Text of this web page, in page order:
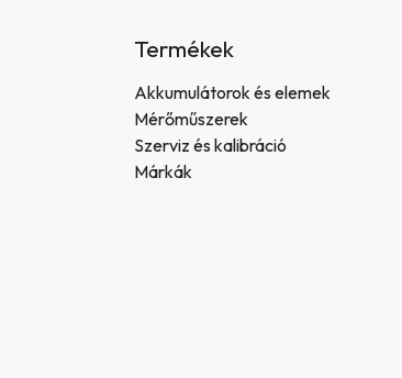
Termékek
Akkumulátorok és elemek
Mérőműszerek
Szerviz és kalibráció
Márkák